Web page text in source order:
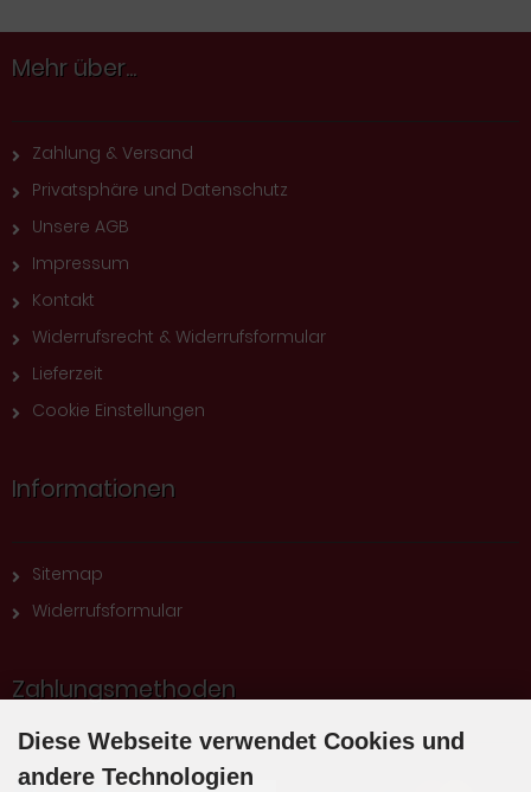
Mehr über...
Zahlung & Versand
Privatsphäre und Datenschutz
Unsere AGB
Impressum
Kontakt
Widerrufsrecht & Widerrufsformular
Lieferzeit
Cookie Einstellungen
Informationen
Sitemap
Widerrufsformular
Zahlungsmethoden
Diese Webseite verwendet Cookies und
andere Technologien